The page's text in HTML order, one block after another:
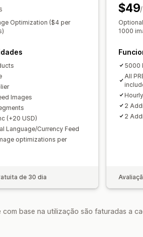
Sincronização
Gestão de GTIN
Optimization ($4 per
Images
(+20 USD)
Language/Currency Feed
optimizations per
de 30 dia
$49
1000
5000
All
2
2
base na utilização são faturadas a